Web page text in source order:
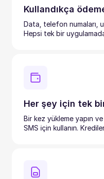
Kullandıkça
Data, telefon numaları,
Hepsi tek bir
Her şey için tek
Bir kez yükleme yapın
SMS için kullanın.